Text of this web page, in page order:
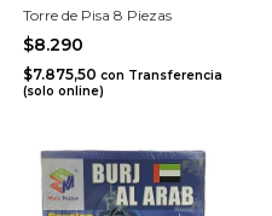
Torre de Pisa 8 Piezas
$8.290
$7.875,50 con Transferencia
(solo online)